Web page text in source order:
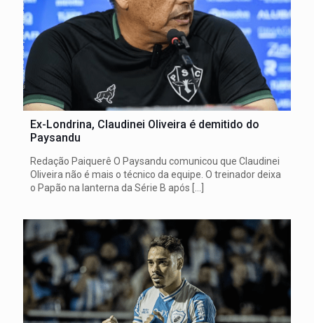
Ex-Londrina, Claudinei Oliveira é demitido do
Paysandu
Redação Paiquerê O Paysandu comunicou que Claudinei
Oliveira não é mais o técnico da equipe. O treinador deixa
o Papão na lanterna da Série B após